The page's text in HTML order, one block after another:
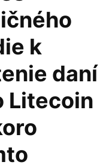
k
daní
Litecoin